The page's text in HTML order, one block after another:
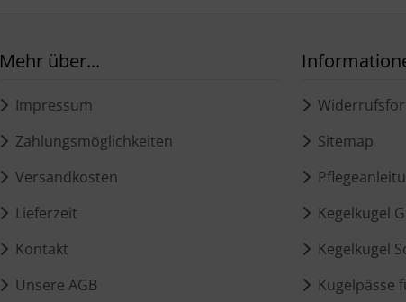
Mehr über...
Impressum
Zahlungsmöglichkeiten
Versandkosten
Lieferzeit
Kontakt
Unsere AGB
Sitemap
Kegelkugel
Kegelkugel
Kugelpässe